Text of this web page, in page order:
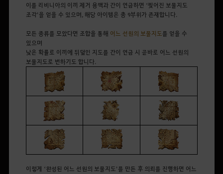
이를 리비니아의 이끼 제거 용액과 간이 연금하면 ‘찢어진 보물지도
조각’을 얻을 수 있으며, 해당 아이템은 총 9부위가존재합니다.
모든 종류를 모았다면 조합을 통해 어느 선원의 보물지도를 얻을 수
있으며
낮은 확률로 이끼에 뒤덮인 지도를 간이 연금 시 곧바로 어느 선원의
보물지도로 변하기도 합니다.
이렇게 ‘완성된 어느 선원의 보물지도’를 만든 후 의뢰를 진행하면 어느